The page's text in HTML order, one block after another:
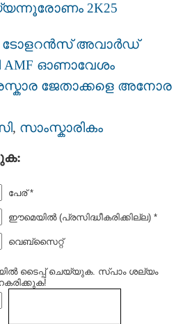
2K25
ടോളറന്‍സ് അവാര്‍ഡ്
AMF ഓണാവേശം
ജേതാക്കളെ അനോര
, സാംസ്കാരികം
പേര് *
ഈമെയില്‍ (പ്രസിദ്ധീകരിക്കില്ല) *
വെബ്സൈറ്റ്
ടൈപ്പ്‌ ചെയ്യുക. സ്പാം ശല്യം